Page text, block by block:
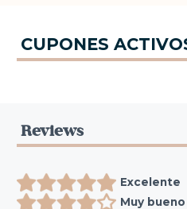
Reviews
Excelente
Muy bueno
CUPONES